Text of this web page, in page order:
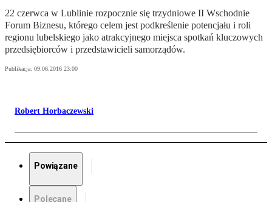
22 czerwca w Lublinie rozpocznie się trzydniowe II Wschodnie
Forum Biznesu, którego celem jest podkreślenie potencjału i roli
regionu lubelskiego jako atrakcyjnego miejsca spotkań kluczowych
przedsiębiorców i przedstawicieli samorządów.
Publikacja: 09.06.2016 23:00
Robert Horbaczewski
Powiązane
Polecane